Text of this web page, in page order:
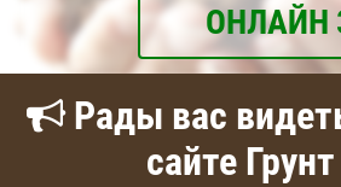
ОНЛАЙН
Рады вас
сайте